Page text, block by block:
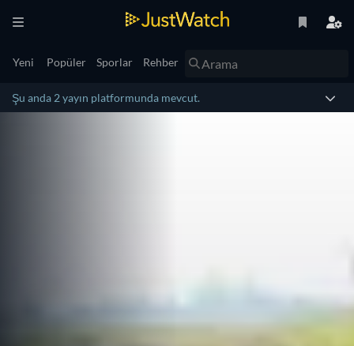
Yeni Popüler Sporlar Rehber
Şu anda 2 yayın platformunda mevcut.